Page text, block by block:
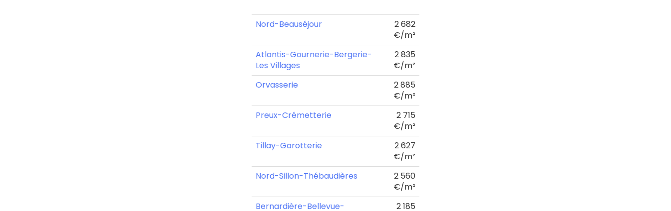
Nord-Beauséjour
2 682
€/m²
Atlantis-Gournerie-Bergerie-
Les Villages
2 835
€/m²
Orvasserie
2 885
€/m²
Preux-Crémetterie
2 715
€/m²
Tillay-Garotterie
2 627
€/m²
Nord-Sillon-Thébaudières
2 560
€/m²
Bernardière-Bellevue-
2 185